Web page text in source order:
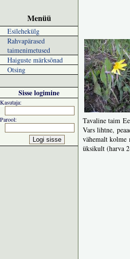
Menüü
Esilehekülg
Rahvapärased
taimenimetused
Haiguste märksõnad
Otsing
Sisse logimine
Kasutaja:
Parool:
Tavaline taim
Vars lihtne,
vähemalt kolme
üksikult (harva